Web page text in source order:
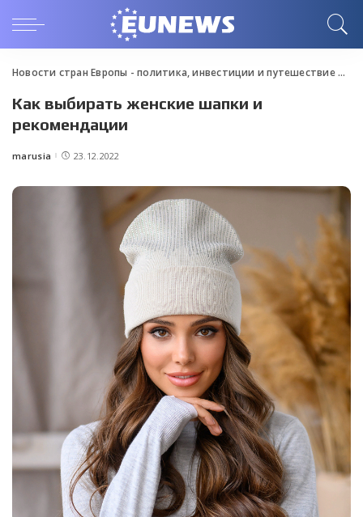
Новости стран Европы - политика, инвестиции и путешествие>
Как выбирать женские шапки и
рекомендации
Posted
marusia 23.12.2022